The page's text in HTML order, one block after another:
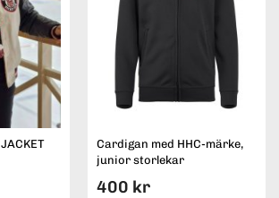
Cardigan med HHC-märke,
junior storlekar
400 kr